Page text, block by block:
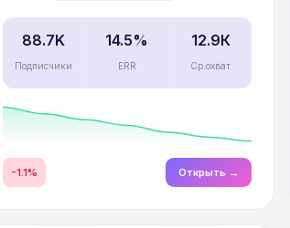
88.7K
Подписчики
14.5%
ERR
12.9К
Ср.охват
-1.1% Открыть →